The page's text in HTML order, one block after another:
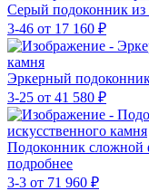
Серый подоконник из
3-46 от 17 160 ₽
Эркерный
3-25 от 41 580 ₽
Подоконник сложной
подробнее
3-3 от 71 960 ₽